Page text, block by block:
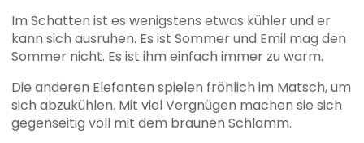
Im Schatten ist es wenigstens etwas kühler und er
kann sich ausruhen. Es ist Sommer und Emil mag den
Sommer nicht. Es ist ihm einfach immer zu warm.
Die anderen Elefanten spielen fröhlich im Matsch, um
sich abzukühlen. Mit viel Vergnügen machen sie sich
gegenseitig voll mit dem braunen Schlamm.